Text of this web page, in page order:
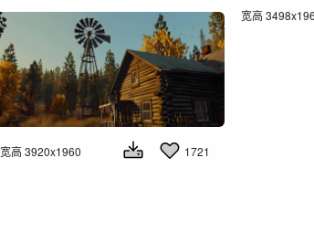
宽高
宽高 3920x1960 1721